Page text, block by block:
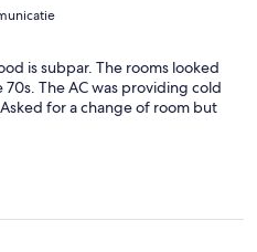
is subpar. The rooms looked
The AC was providing cold
for a change of room but